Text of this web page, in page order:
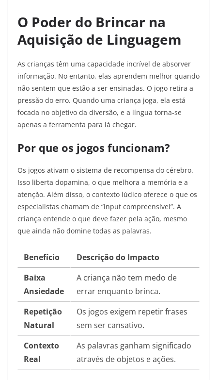
O Poder do Brincar na
Aquisição de Linguagem
As crianças têm uma capacidade incrível de absorver
informação. No entanto, elas aprendem melhor quando
não sentem que estão a ser ensinadas. O jogo retira a
pressão do erro. Quando uma criança joga, ela está
focada no objetivo da diversão, e a língua torna-se
apenas a ferramenta para lá chegar.
Por que os jogos funcionam?
Os jogos ativam o sistema de recompensa do cérebro.
Isso liberta dopamina, o que melhora a memória e a
atenção. Além disso, o contexto lúdico oferece o que os
especialistas chamam de “input compreensível”. A
criança entende o que deve fazer pela ação, mesmo
que ainda não domine todas as palavras.
Benefício
Descrição do Impacto
Baixa
Ansiedade
A criança não tem medo de
errar enquanto brinca.
Repetição
Natural
Os jogos exigem repetir frases
sem ser cansativo.
Contexto
Real
As palavras ganham significado
através de objetos e ações.